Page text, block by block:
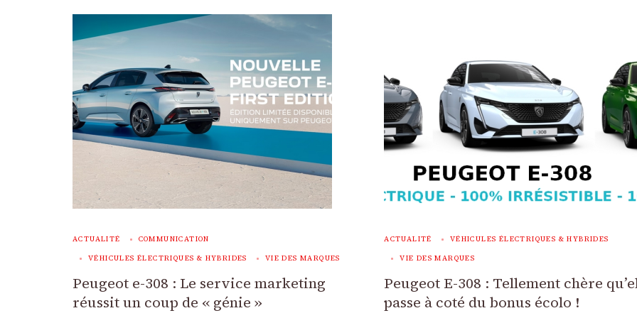
ACTUALITÉ COMMUNICATION
VÉHICULES ÉLECTRIQUES & HYBRIDES VIE DES MARQUES
Peugeot e-308 : Le service marketing
réussit un coup de « génie »
ACTUALITÉ VÉHICULES ÉLECTRIQUES & HYBRIDES
VIE DES MARQUES
Peugeot E-308 : Tellement chère
passe à coté du bonus écolo !